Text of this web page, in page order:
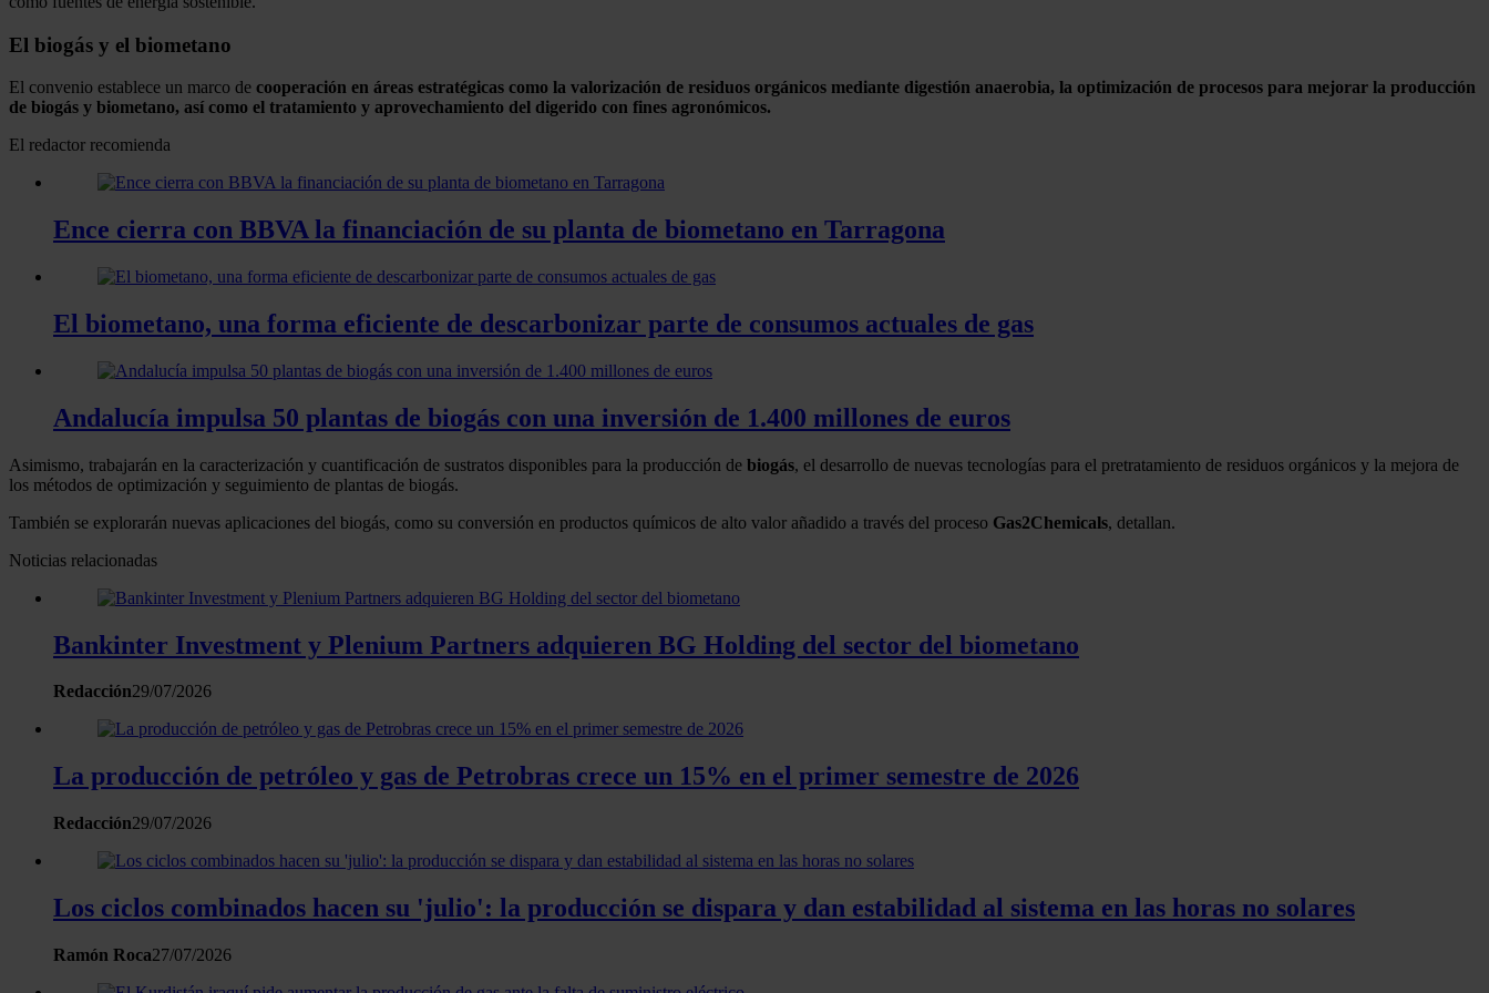
El biogás y el biometano
El convenio establece un marco de cooperación en áreas estratégicas como la valorización de residuos orgánicos mediante digestión anaerobia, la optimización de procesos para mejorar la producción
de biogás y biometano, así como el tratamiento y aprovechamiento del digerido con fines agronómicos.
El redactor recomienda
Ence cierra con BBVA la financiación de su planta de biometano en Tarragona
El biometano, una forma eficiente de descarbonizar parte de consumos actuales de gas
Andalucía impulsa 50 plantas de biogás con una inversión de 1.400 millones de euros
Asimismo, trabajarán en la caracterización y cuantificación de sustratos disponibles para la producción de biogás, el desarrollo de nuevas tecnologías para el pretratamiento de residuos orgánicos y la mejora de
los métodos de optimización y seguimiento de plantas de biogás.
También se explorarán nuevas aplicaciones del biogás, como su conversión en productos químicos de alto valor añadido a través del proceso Gas2Chemicals, detallan.
Noticias relacionadas
Bankinter Investment y Plenium Partners adquieren BG Holding del sector del biometano
Redacción29/07/2026
La producción de petróleo y gas de Petrobras crece un 15% en el primer semestre de 2026
Redacción29/07/2026
Los ciclos combinados hacen su 'julio': la producción se dispara y dan estabilidad al sistema en las horas no solares
Ramón Roca27/07/2026